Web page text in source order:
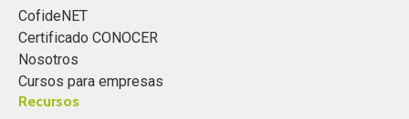
CofideNET
Certificado CONOCER
Nosotros
Cursos para empresas
Recursos